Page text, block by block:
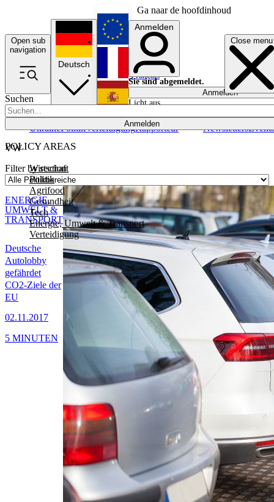
Ga naar de hoofdinhoud
Open sub
navigation
Close menu
Suchen
Anmelden
POLICY AREAS
Wirtschaft
Politik
Agrifood
Gesundheit
Tech
Energie, Umwelt & Transport
Verteidigung
UkrainePolitikVerteidigungRapporteur NewslettersEvents
Deutsch
English
Français
Anmelden
Sie sind abgemeldet.
Anmelden
Licht aus
VW
Filter by section
Deutsche
Autolobby
gefährdet
CO2-Ziele der
EU
02.11.2017
ENERGIE,
UMWELT &
TRANSPORT
5 MINUTEN